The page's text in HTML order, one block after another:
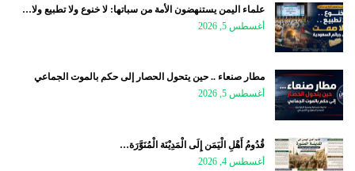
علماء اليمن يستنهضون الأمة من سباتها: لا خنوع ولا تطبيع ولا…
أغسطس 5, 2026
مطار صنعاء .. حين يتحول الحصار إلى حكم بالموت الجماعي
أغسطس 5, 2026
قُدُومُ أَهْلِ الْيَمَن إِلَى الْمَدِيْنَة الْمُنَوَّرَة…
أغسطس 4, 2026